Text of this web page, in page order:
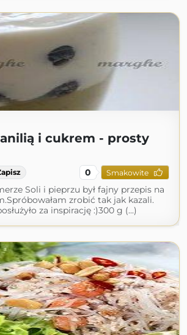
i cukrem - prosty
0 Smakowite
Soli i pieprzu był fajny przepis na
zrobić tak jak kazali.
za inspirację :)300 g (...)